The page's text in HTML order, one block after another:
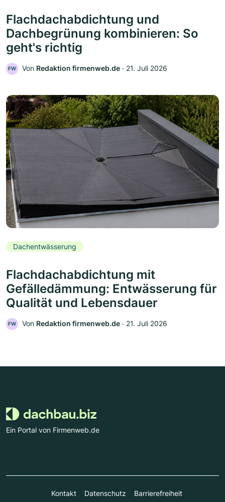
Flachdachabdichtung und
Dachbegrünung kombinieren: So
geht's richtig
FW Von Redaktion firmenweb.de ‧ 21. Juli 2026
Dachentwässerung
Flachdachabdichtung mit
Gefälledämmung: Entwässerung für
Qualität und Lebensdauer
FW Von Redaktion firmenweb.de ‧ 21. Juli 2026
Ein Portal von Firmenweb.de
Kontakt Datenschutz Barrierefreiheit